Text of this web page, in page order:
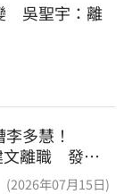
　吳聖宇：離
多慧！
文離職 發聲
」
(2026年07月15日)